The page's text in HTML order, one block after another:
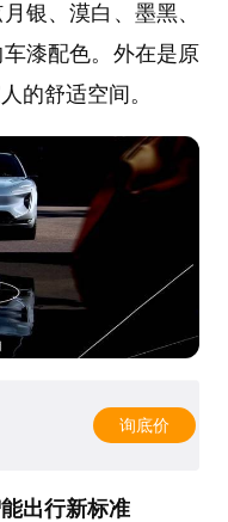
银、漠白、墨黑、
漆配色。外在是原
的舒适空间。
询底价
出行新标准